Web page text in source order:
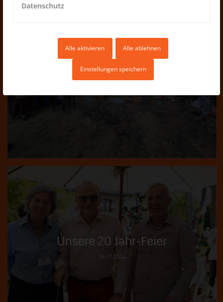
Datenschutz
Alle aktivieren Alle ablehnen
Einstellungen speichern
Trinkwasseranlage Majuwa – Stand
der Arbeiten
Unsere 20 Jahr-Feier
05.11.2024